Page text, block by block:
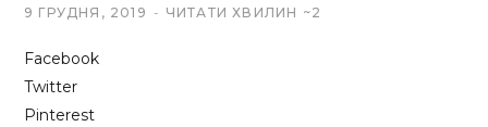
9 ГРУДНЯ, 2019 ЧИТАТИ ХВИЛИН ~2
Facebook
Twitter
Pinterest